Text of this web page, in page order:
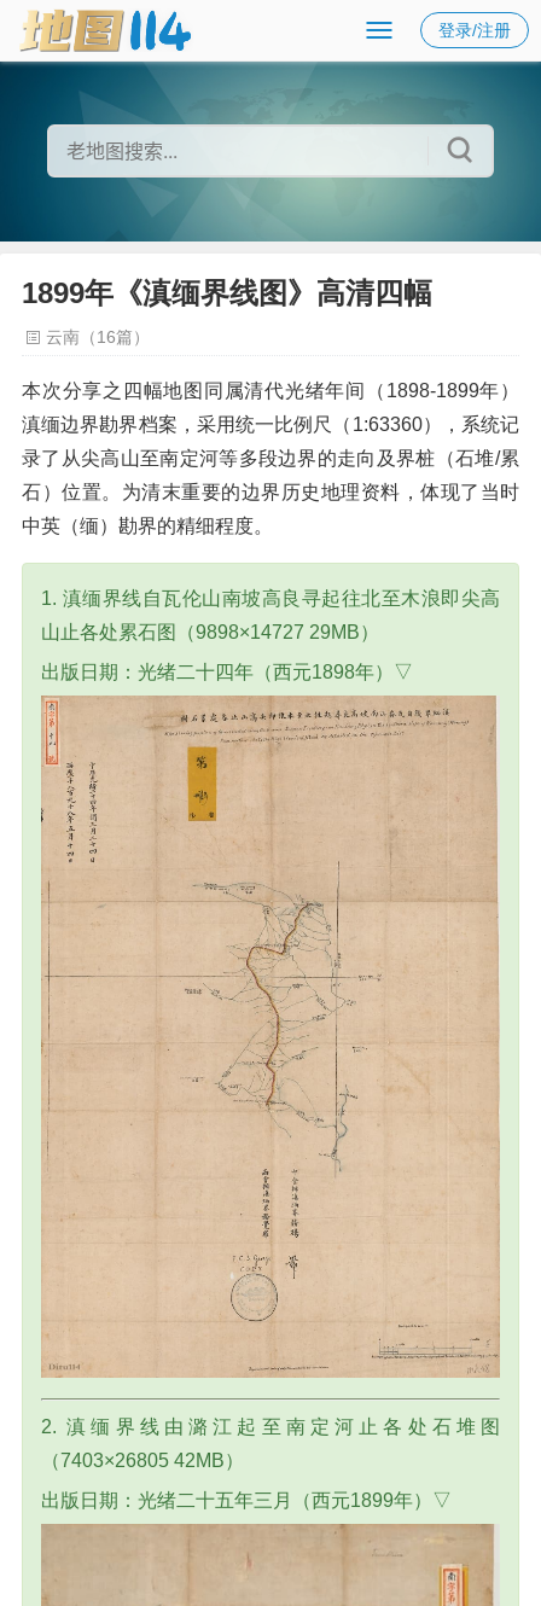
登录/注册
1899年《滇缅界线图》高清四幅
云南（16篇）
本次分享之四幅地图同属清代光绪年间（1898-1899年）
滇缅边界勘界档案，采用统一比例尺（1:63360），系统记
录了从尖高山至南定河等多段边界的走向及界桩（石堆/累
石）位置。为清末重要的边界历史地理资料，体现了当时
中英（缅）勘界的精细程度。
1. 滇缅界线自瓦伦山南坡高良寻起往北至木浪即尖高
山止各处累石图（9898×14727 29MB）
出版日期：光绪二十四年（西元1898年）▽
2. 滇缅界线由潞江起至南定河止各处石堆图
（7403×26805 42MB）
出版日期：光绪二十五年三月（西元1899年）▽